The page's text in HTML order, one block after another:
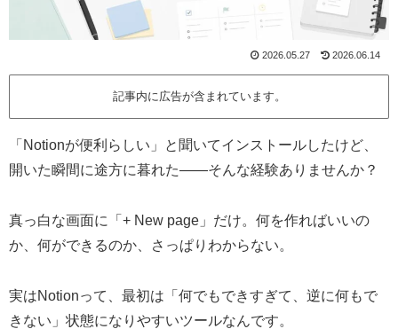
2026.05.27 2026.06.14
記事内に広告が含まれています。
「Notionが便利らしい」と聞いてインストールしたけど、
開いた瞬間に途方に暮れた——そんな経験ありませんか？
真っ白な画面に「+ New page」だけ。何を作ればいいの
か、何ができるのか、さっぱりわからない。
実はNotionって、最初は「何でもできすぎて、逆に何もで
きない」状態になりやすいツールなんです。